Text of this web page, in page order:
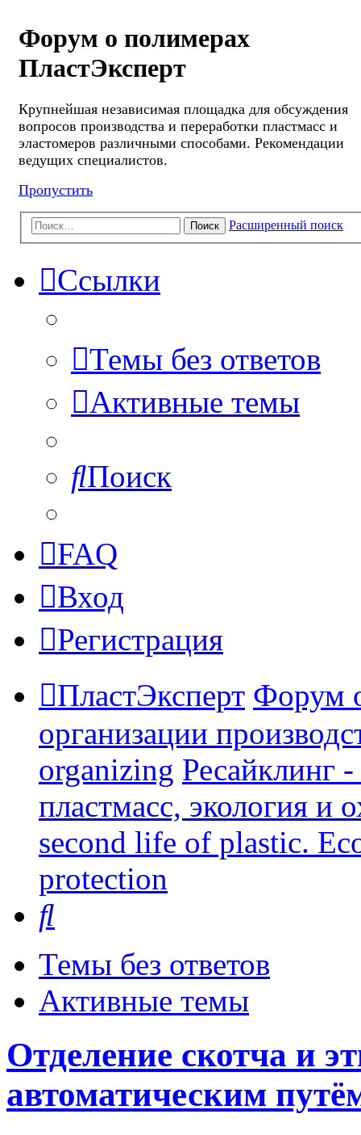
Форум о полимерах
ПластЭксперт
Крупнейшая независимая площадка для обсуждения
вопросов производства и переработки пластмасс и
эластомеров различными способами. Рекомендации
ведущих специалистов.
Пропустить
Поиск Расширенный поиск
Ссылки
Темы без ответов
Активные темы
Поиск
FAQ
Вход
Регистрация
ПластЭксперт Форум
организации
organizing Ресайклинг
пластмасс, экология и
second life of plastic.
protection
Темы без ответов
Активные темы
Отделение скотча и
автоматическим